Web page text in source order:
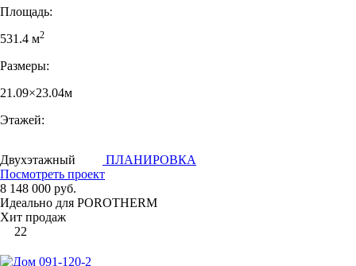
Площадь:
531.4 м2
Размеры:
21.09×23.04м
Этажей:
Двухэтажный
ПЛАНИРОВКА
Посмотреть проект
8 148 000 руб.
Идеально для POROTHERM
Хит продаж
22